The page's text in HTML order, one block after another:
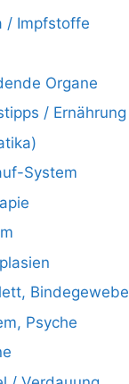
/ Impfstoffe
Organe
/ Ernährung
System
Bindegewebe
Psyche